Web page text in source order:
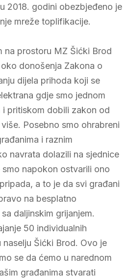
2018. godini obezbjeđeno je
mreže toplifikacije.
na prostoru MZ Šićki Brod
donošenja Zakona o
dijela prihoda koji se
gdje smo jednom
i pritiskom dobili zakon od
Posebno smo ohrabreni
i raznim
navrata dolazili na sjednice
napokon ostvarili ono
a to je da svi građani
na besplatno
daljinskim grijanjem.
50 individualnih
Šićki Brod. Ovo je
se da ćemo u narednom
građanima stvarati